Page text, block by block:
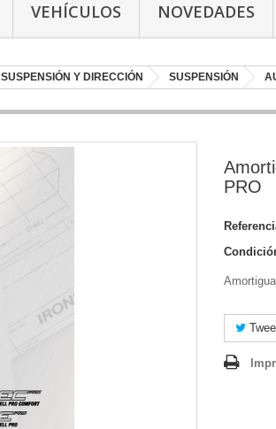
VEHÍCULOS NOVEDADES
SUSPENSIÓN Y DIRECCIÓN SUSPENSIÓN
PRO